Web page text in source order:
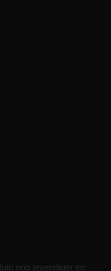
nog levendiger en